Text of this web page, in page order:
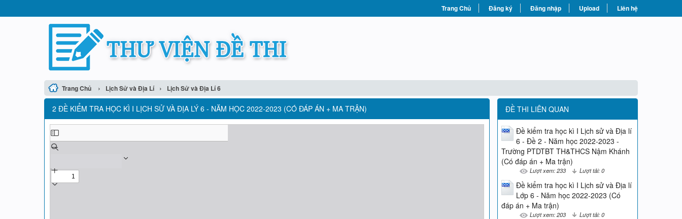
Trang Chủ Đăng ký Đăng nhập Upload Liên hệ
Trang Chủ › Lịch Sử và Địa Lí › Lịch Sử và Địa Lí 6
2 ĐỀ KIỂM TRA HỌC KÌ I LỊCH SỬ VÀ ĐỊA LÝ 6 - NĂM HỌC 2022-2023 (CÓ ĐÁP ÁN + MA TRẬN) ĐỀ THI LIÊN QUAN
Đề kiểm tra học kì I Lịch sử và Địa lí
6 - Đề 2 - Năm học 2022-2023 -
Trường PTDTBT TH&THCS Nậm Khánh
(Có đáp án + Ma trận)
Lượt xem: 233 Lượt tải: 0
Đề kiểm tra học kì I Lịch sử và Địa lí
Lớp 6 - Năm học 2022-2023 (Có
đáp án + Ma trận)
Lượt xem: 203 Lượt tải: 0